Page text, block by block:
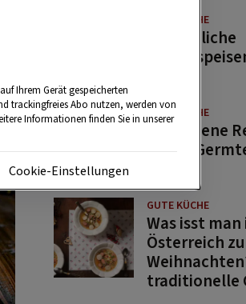
GUTE KÜCHE
11 köstliche
GUTE KÜCHE
10 goldene
guten
GUTE KÜCHE
Was isst man
Österreich zu
traditionelle
Ihrem Gerät gespeicherten
trackingfreies Abo nutzen, werden von
Informationen finden Sie in unserer
Cookie-Einstellungen